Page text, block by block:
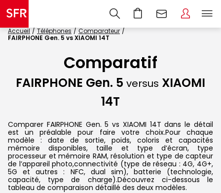
Accueil Téléphones
Comparateur
FAIRPHONE Gen. 5 vs XIAOMI 14T
Comparatif
FAIRPHONE Gen. 5 versus XIAOMI
14T
Comparer FAIRPHONE Gen. 5 vs XIAOMI 14T dans le détail
est un préalable pour faire votre choix.Pour chaque
modèle : date de sortie, poids, coloris et capacités
mémoire disponibles, taille et type d’écran, type
processeur et mémoire RAM, résolution et type de capteur
de l’appareil photo,connectivité (type de réseau : 4G, 4G+,
5G et autres : NFC, dual sim), batterie (technologie,
capacité, type de charge).Découvrez ci-dessous le
tableau de comparaison détaillé des deux modèles.